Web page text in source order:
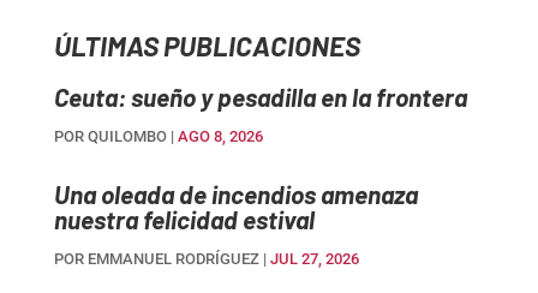
ÚLTIMAS PUBLICACIONES
Ceuta: sueño y pesadilla en la frontera
POR QUILOMBO| AGO 8, 2026
Una oleada de incendios amenaza
nuestra felicidad estival
POR EMMANUEL RODRÍGUEZ| JUL 27, 2026